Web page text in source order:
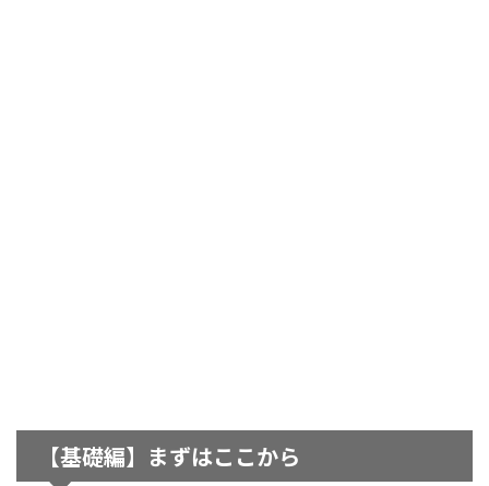
【基礎編】まずはここから